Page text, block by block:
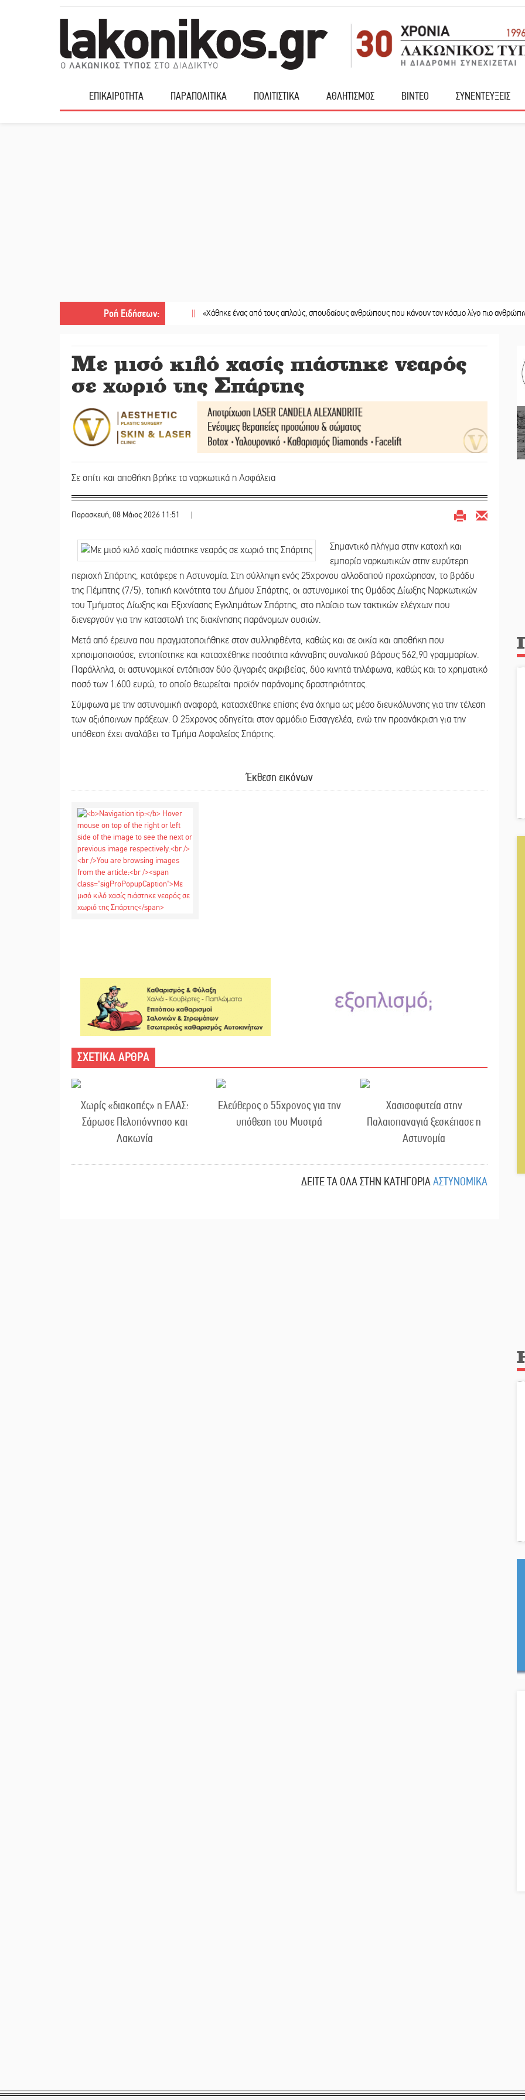
ΕΠΙΚΑΙΡΟΤΗΤΑ ΠΑΡΑΠΟΛΙΤΙΚΑ ΠΟΛΙΤΙΣΤΙΚΑ ΑΘΛΗΤΙΣΜΟΣ ΒΙΝΤΕΟ ΣΥΝΕΝΤΕΥΞΕΙΣ
Ροή Ειδήσεων:|| «Χάθηκε ένας από τους απλούς, σπουδαίους ανθρώπους που κάνουν τον κόσμο λίγο πιο ανθρώπινο» ||
Με μισό κιλό χασίς πιάστηκε νεαρός
σε χωριό της Σπάρτης
Σε σπίτι και αποθήκη βρήκε τα ναρκωτικά η Ασφάλεια
Παρασκευή, 08 Μάιος 2026 11:51 |
Σημαντικό πλήγμα στην κατοχή και
εμπορία ναρκωτικών στην ευρύτερη
περιοχή Σπάρτης, κατάφερε η Αστυνομία. Στη σύλληψη ενός 25χρονου αλλοδαπού προχώρησαν, το βράδυ
της Πέμπτης (7/5), τοπική κοινότητα του Δήμου Σπάρτης, οι αστυνομικοί της Ομάδας Δίωξης Ναρκωτικών
του Τμήματος Δίωξης και Εξιχνίασης Εγκλημάτων Σπάρτης, στο πλαίσιο των τακτικών ελέγχων που
διενεργούν για την καταστολή της διακίνησης παράνομων ουσιών.
Μετά από έρευνα που πραγματοποιήθηκε στον συλληφθέντα, καθώς και σε οικία και αποθήκη που
χρησιμοποιούσε, εντοπίστηκε και κατασχέθηκε ποσότητα κάνναβης συνολικού βάρους 562,90 γραμμαρίων.
Παράλληλα, οι αστυνομικοί εντόπισαν δύο ζυγαριές ακριβείας, δύο κινητά τηλέφωνα, καθώς και το χρηματικό
ποσό των 1.600 ευρώ, το οποίο θεωρείται προϊόν παράνομης δραστηριότητας.
Σύμφωνα με την αστυνομική αναφορά, κατασχέθηκε επίσης ένα όχημα ως μέσο διευκόλυνσης για την τέλεση
των αξιόποινων πράξεων. Ο 25χρονος οδηγείται στον αρμόδιο Εισαγγελέα, ενώ την προανάκριση για την
υπόθεση έχει αναλάβει το Τμήμα Ασφαλείας Σπάρτης.
Έκθεση εικόνων
ΣΧΕΤΙΚΑ ΑΡΘΡΑ
Χωρίς «διακοπές» η ΕΛΑΣ:
Σάρωσε Πελοπόννησο και
Λακωνία
Ελεύθερος ο 55χρονος για την
υπόθεση του Μυστρά
Χασισοφυτεία στην
Παλαιοπαναγιά ξεσκέπασε η
Αστυνομία
ΔΕΙΤΕ ΤΑ ΟΛΑ ΣΤΗΝ ΚΑΤΗΓΟΡΙΑΑΣΤΥΝΟΜΙΚΑ